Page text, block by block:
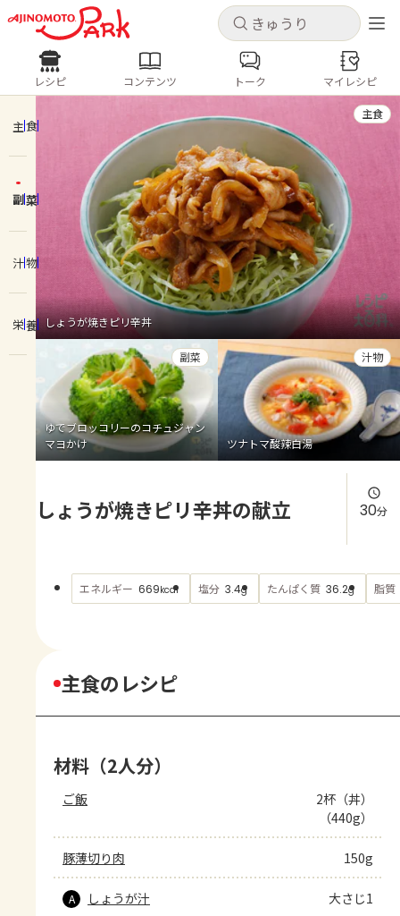
キャンセル
ログインするとレシピを保存できます
ログイン 新規登録
ホーム
コンテンツ
レシピ
トーク
よくあるお問い合わせ
お買い物
AJINOMOTO PARK とは
キャンセル
レシピ コンテンツ
人気の食材・レシピ
きゅうり なす トマト
とうもろこし
ピーマン
みょうが ゴーヤ
レシピ コンテンツ トーク マイレシピ
主食
副菜
汁物
栄養 しょうが焼きピリ辛丼
主食
ゆでブロッコリーのコチュジャン
マヨかけ
副菜
ツナトマ酸辣白湯
汁物
しょうが焼きピリ辛丼の献立 30分
エネルギー 669kcal 塩分 3.4g たんぱく質 36.2g 脂質
主食のレシピ
材料（2人分）
ご飯
2杯（丼）
（440g）
豚薄切り肉 150g
A しょうが汁 大さじ1